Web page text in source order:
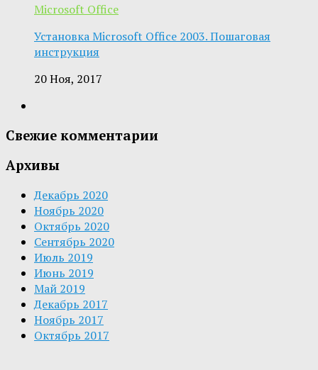
Microsoft Office
Установка Microsoft Office 2003. Пошаговая
инструкция
20 Ноя, 2017
Свежие комментарии
Архивы
Декабрь 2020
Ноябрь 2020
Октябрь 2020
Сентябрь 2020
Июль 2019
Июнь 2019
Май 2019
Декабрь 2017
Ноябрь 2017
Октябрь 2017